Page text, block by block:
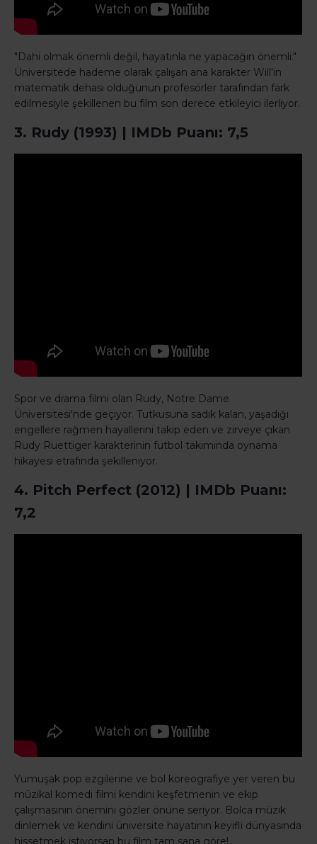
"Dahi olmak önemli değil, hayatınla ne yapacağın önemli."
Üniversitede hademe olarak çalışan ana karakter Will'in
matematik dehası olduğunun profesörler tarafından fark
edilmesiyle şekillenen bu film son derece etkileyici ilerliyor.
3. Rudy (1993) | IMDb Puanı: 7,5
Spor ve drama filmi olan Rudy, Notre Dame
Üniversitesi'nde geçiyor. Tutkusuna sadık kalan, yaşadığı
engellere rağmen hayallerini takip eden ve zirveye çıkan
Rudy Ruettiger karakterinin futbol takımında oynama
hikayesi etrafında şekilleniyor.
4. Pitch Perfect (2012) | IMDb Puanı:
7,2
Yumuşak pop ezgilerine ve bol koreografiye yer veren bu
müzikal komedi filmi kendini keşfetmenin ve ekip
çalışmasının önemini gözler önüne seriyor. Bolca müzik
dinlemek ve kendini üniversite hayatının keyifli dünyasında
hissetmek istiyorsan bu film tam sana göre!